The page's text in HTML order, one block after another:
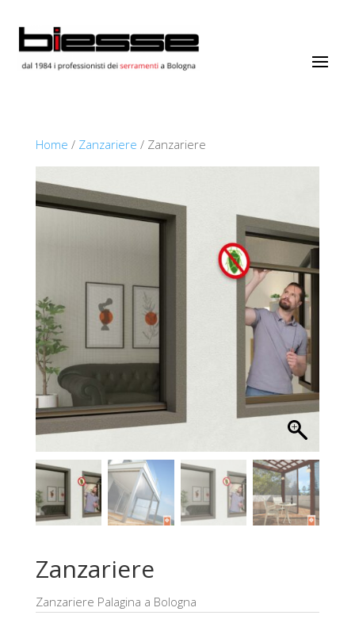
Home / Zanzariere / Zanzariere
Zanzariere
Zanzariere Palagina a Bologna